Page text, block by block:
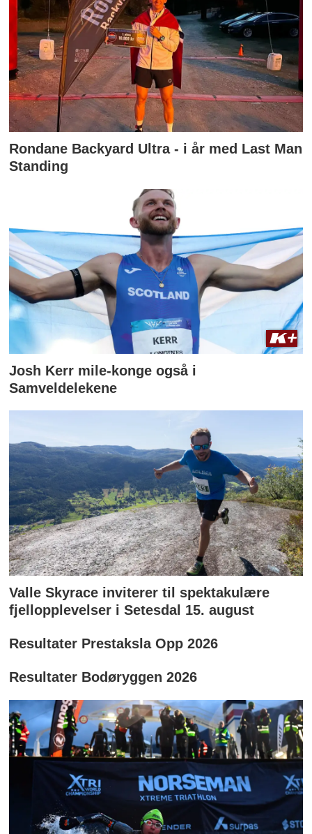
Rondane Backyard Ultra - i år med Last Man
Standing
Josh Kerr mile-konge også i
Samveldelekene
Valle Skyrace inviterer til spektakulære
fjellopplevelser i Setesdal 15. august
Resultater Prestaksla Opp 2026
Resultater Bodøryggen 2026